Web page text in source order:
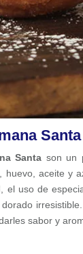
Santa
Santa son un
huevo, aceite y
el uso de
sabor y